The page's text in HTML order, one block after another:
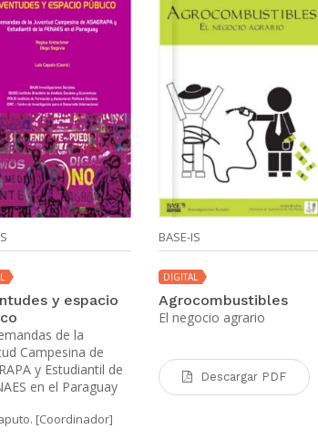
y espacio
de la
Campesina de
y Estudiantil de
en el Paraguay
[Coordinador]
BASE-IS
DIGITAL
Agrocombustibles
El negocio agrario
Descargar PDF